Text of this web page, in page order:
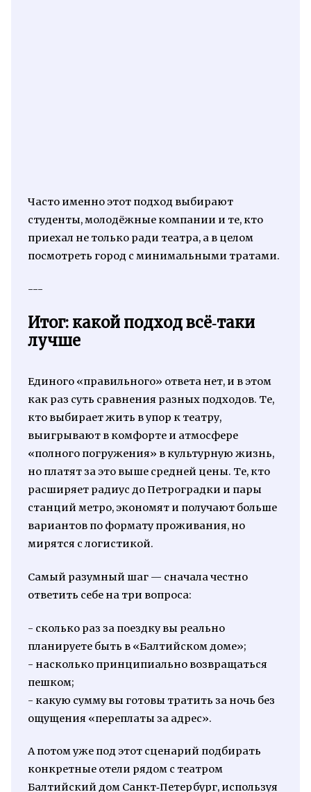
Часто именно этот подход выбирают
студенты, молодёжные компании и те, кто
приехал не только ради театра, а в целом
посмотреть город с минимальными тратами.
---
Итог: какой подход всё‑таки
лучше
Единого «правильного» ответа нет, и в этом
как раз суть сравнения разных подходов. Те,
кто выбирает жить в упор к театру,
выигрывают в комфорте и атмосфере
«полного погружения» в культурную жизнь,
но платят за это выше средней цены. Те, кто
расширяет радиус до Петроградки и пары
станций метро, экономят и получают больше
вариантов по формату проживания, но
мирятся с логистикой.
Самый разумный шаг — сначала честно
ответить себе на три вопроса:
- сколько раз за поездку вы реально
планируете быть в «Балтийском доме»;
- насколько принципиально возвращаться
пешком;
- какую сумму вы готовы тратить за ночь без
ощущения «переплаты за адрес».
А потом уже под этот сценарий подбирать
конкретные отели рядом с театром
Балтийский дом Санкт‑Петербург, используя